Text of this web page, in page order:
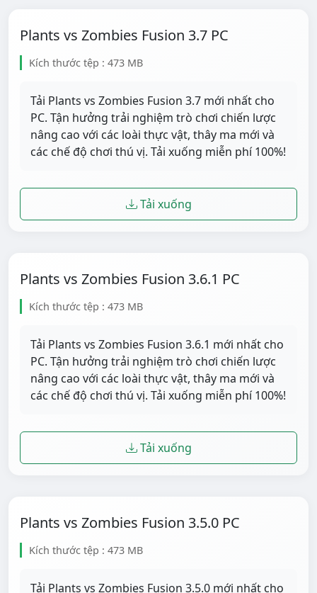
Plants vs Zombies Fusion 3.7 PC
Kích thước tệp : 473 MB
Tải Plants vs Zombies Fusion 3.7 mới nhất cho
PC. Tận hưởng trải nghiệm trò chơi chiến lược
nâng cao với các loài thực vật, thây ma mới và
các chế độ chơi thú vị. Tải xuống miễn phí 100%!
Tải xuống
Plants vs Zombies Fusion 3.6.1 PC
Kích thước tệp : 473 MB
Tải Plants vs Zombies Fusion 3.6.1 mới nhất cho
PC. Tận hưởng trải nghiệm trò chơi chiến lược
nâng cao với các loài thực vật, thây ma mới và
các chế độ chơi thú vị. Tải xuống miễn phí 100%!
Tải xuống
Plants vs Zombies Fusion 3.5.0 PC
Kích thước tệp : 473 MB
Tải Plants vs Zombies Fusion 3.5.0 mới nhất cho